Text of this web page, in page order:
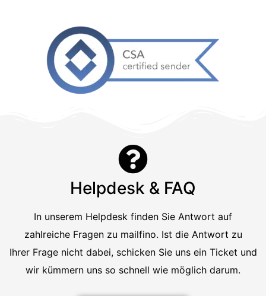
Helpdesk & FAQ
In unserem Helpdesk finden Sie Antwort auf
zahlreiche Fragen zu mailfino. Ist die Antwort zu
Ihrer Frage nicht dabei, schicken Sie uns ein Ticket und
wir kümmern uns so schnell wie möglich darum.